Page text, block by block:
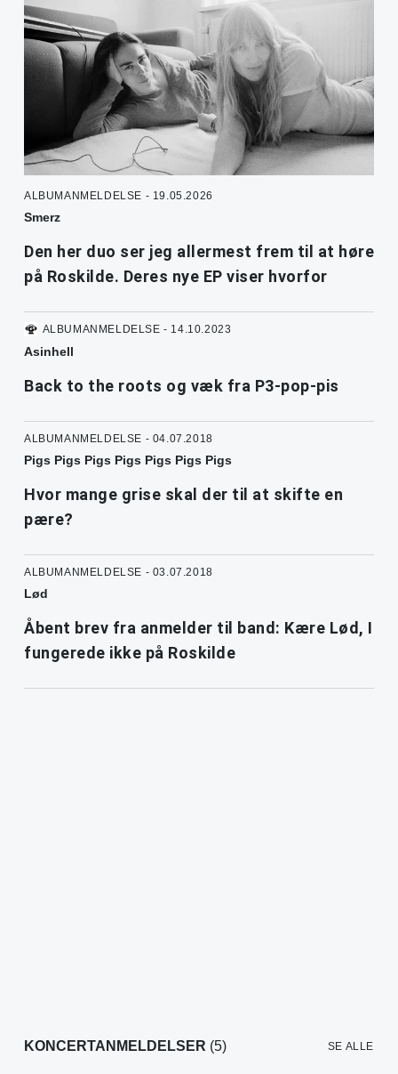
ALBUMANMELDELSE - 19.05.2026
Smerz
Den her duo ser jeg allermest frem til at høre
på Roskilde. Deres nye EP viser hvorfor
ALBUMANMELDELSE - 14.10.2023
Asinhell
Back to the roots og væk fra P3-pop-pis
ALBUMANMELDELSE - 04.07.2018
Pigs Pigs Pigs Pigs Pigs Pigs Pigs
Hvor mange grise skal der til at skifte en
pære?
ALBUMANMELDELSE - 03.07.2018
Lød
Åbent brev fra anmelder til band: Kære Lød, I
fungerede ikke på Roskilde
KONCERTANMELDELSER (5) SE ALLE